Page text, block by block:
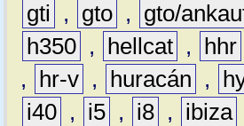
gti
, gto , gto/
h350 , hellcat , hhr
,
hr-v , huracán ,
i40 , i5 , i8 , ibiza